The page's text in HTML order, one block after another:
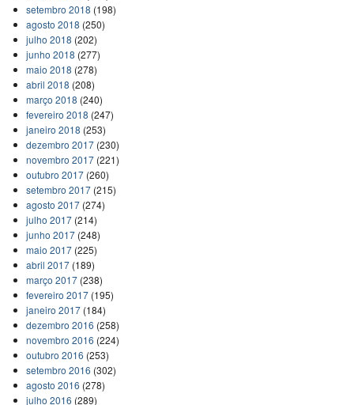
setembro 2018 (198)
agosto 2018 (250)
julho 2018 (202)
junho 2018 (277)
maio 2018 (278)
abril 2018 (208)
março 2018 (240)
fevereiro 2018 (247)
janeiro 2018 (253)
dezembro 2017(230)
novembro 2017(221)
outubro 2017(260)
setembro 2017(215)
agosto 2017(274)
julho 2017(214)
junho 2017(248)
maio 2017(225)
abril 2017(189)
março 2017(238)
fevereiro 2017(195)
janeiro 2017(184)
dezembro 2016 (258)
novembro 2016 (224)
outubro 2016 (253)
setembro 2016 (302)
agosto 2016 (278)
julho 2016 (289)